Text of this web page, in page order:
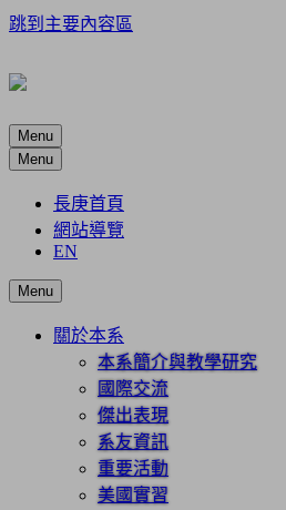
跳到主要內容區
Menu
Menu
長庚首頁
網站導覽
EN
Menu
關於本系
本系簡介與教學研究
國際交流
傑出表現
系友資訊
重要活動
美國實習